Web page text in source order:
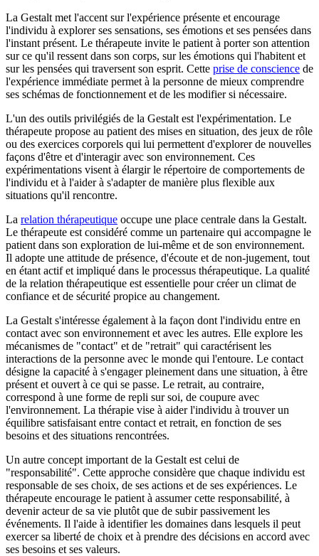
La Gestalt met l'accent sur l'expérience présente et encourage
l'individu à explorer ses sensations, ses émotions et ses pensées dans
l'instant présent. Le thérapeute invite le patient à porter son attention
sur ce qu'il ressent dans son corps, sur les émotions qui l'habitent et
sur les pensées qui traversent son esprit. Cette prise de conscience de
l'expérience immédiate permet à la personne de mieux comprendre
ses schémas de fonctionnement et de les modifier si nécessaire.
L'un des outils privilégiés de la Gestalt est l'expérimentation. Le
thérapeute propose au patient des mises en situation, des jeux de rôle
ou des exercices corporels qui lui permettent d'explorer de nouvelles
façons d'être et d'interagir avec son environnement. Ces
expérimentations visent à élargir le répertoire de comportements de
l'individu et à l'aider à s'adapter de manière plus flexible aux
situations qu'il rencontre.
La relation thérapeutique occupe une place centrale dans la Gestalt.
Le thérapeute est considéré comme un partenaire qui accompagne le
patient dans son exploration de lui-même et de son environnement.
Il adopte une attitude de présence, d'écoute et de non-jugement, tout
en étant actif et impliqué dans le processus thérapeutique. La qualité
de la relation thérapeutique est essentielle pour créer un climat de
confiance et de sécurité propice au changement.
La Gestalt s'intéresse également à la façon dont l'individu entre en
contact avec son environnement et avec les autres. Elle explore les
mécanismes de "contact" et de "retrait" qui caractérisent les
interactions de la personne avec le monde qui l'entoure. Le contact
désigne la capacité à s'engager pleinement dans une situation, à être
présent et ouvert à ce qui se passe. Le retrait, au contraire,
correspond à une forme de repli sur soi, de coupure avec
l'environnement. La thérapie vise à aider l'individu à trouver un
équilibre satisfaisant entre contact et retrait, en fonction de ses
besoins et des situations rencontrées.
Un autre concept important de la Gestalt est celui de
"responsabilité". Cette approche considère que chaque individu est
responsable de ses choix, de ses actions et de ses expériences. Le
thérapeute encourage le patient à assumer cette responsabilité, à
devenir acteur de sa vie plutôt que de subir passivement les
événements. Il l'aide à identifier les domaines dans lesquels il peut
exercer sa liberté de choix et à prendre des décisions en accord avec
ses besoins et ses valeurs.